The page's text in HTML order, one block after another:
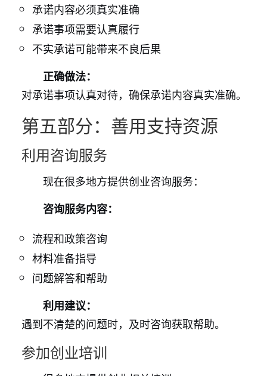
承诺内容必须真实准确
承诺事项需要认真履行
不实承诺可能带来不良后果
正确做法：
对承诺事项认真对待，确保承诺内容真实准确。
第五部分：善用支持资源
利用咨询服务
现在很多地方提供创业咨询服务：
咨询服务内容：
流程和政策咨询
材料准备指导
问题解答和帮助
利用建议：
遇到不清楚的问题时，及时咨询获取帮助。
参加创业培训